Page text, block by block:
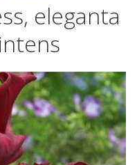
eleganta